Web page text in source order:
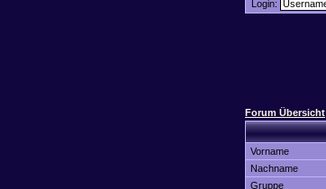
Login:
Forum Übersicht
Vorname
Nachname
Gruppe